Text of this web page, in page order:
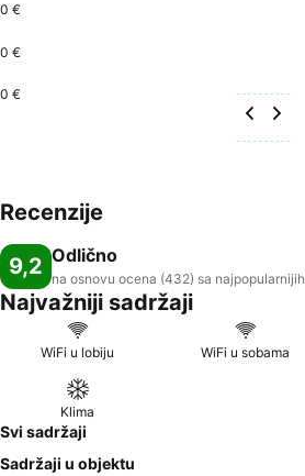
0 €
0 €
0 €
Recenzije
9,2 Odlično
na osnovu ocena (432) sa najpopularnijih
Najvažniji sadržaji
WiFi u lobiju WiFi u sobama
Klima
Svi sadržaji
Sadržaji u objektu